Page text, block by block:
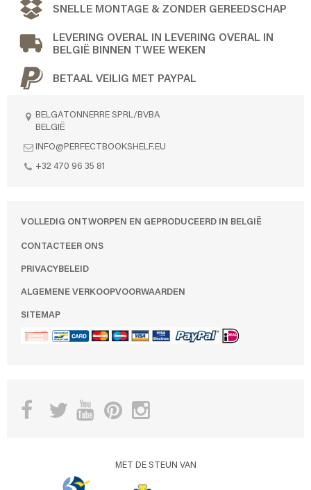
SNELLE MONTAGE & ZONDER GEREEDSCHAP
LEVERING OVERAL IN LEVERING OVERAL IN
BELGIË BINNEN TWEE WEKEN
BETAAL VEILIG MET PAYPAL
BELGATONNERRE SPRL/BVBA
BELGIË
INFO@PERFECTBOOKSHELF.EU
+32 470 96 35 81
VOLLEDIG ONTWORPEN EN GEPRODUCEERD IN BELGIË
CONTACTEER ONS
PRIVACYBELEID
ALGEMENE VERKOOPVOORWAARDEN
SITEMAP
MET DE STEUN VAN